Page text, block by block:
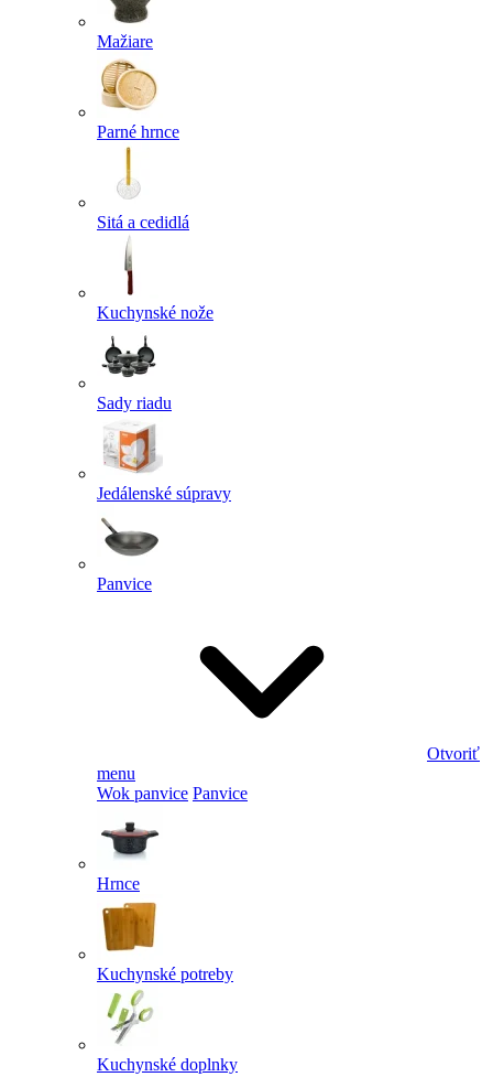
Mažiare
Parné hrnce
Sitá a cedidlá
Kuchynské nože
Sady riadu
Jedálenské súpravy
Panvice
Otvoriť
menu
Wok panvice Panvice
Hrnce
Kuchynské potreby
Kuchynské doplnky